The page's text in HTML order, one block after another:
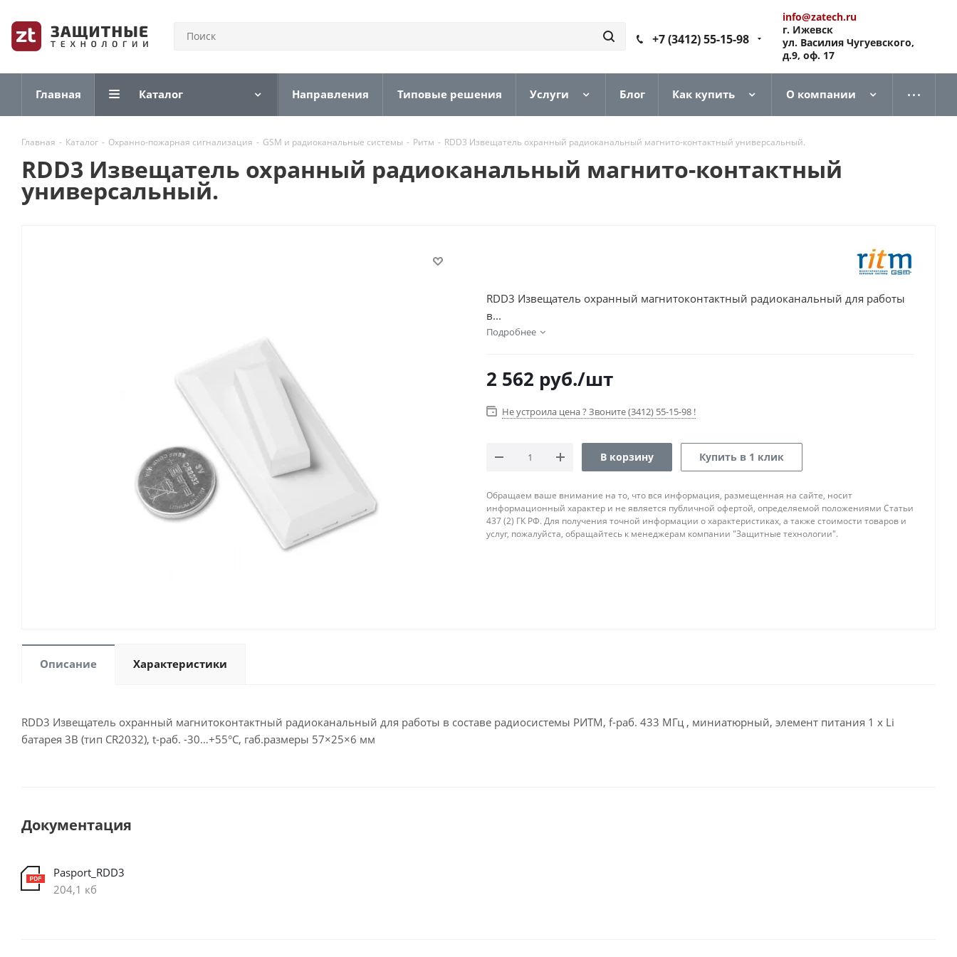
+7 (3412) 55-15-98
info@zatech.ru
г. Ижевск
ул. Василия Чугуевского,
д.9, оф. 17
Главная Каталог Направления Типовые решения Услуги Блог Как купить О компании
Главная - Каталог - Охранно-пожарная сигнализация - GSM и радиоканальные системы - Ритм - RDD3 Извещатель охранный радиоканальный магнито-контактный универсальный.
RDD3 Извещатель охранный радиоканальный магнито-контактный
универсальный.
RDD3 Извещатель охранный магнитоконтактный радиоканальный для работы
в...
Подробнее
2 562 руб./шт
Не устроила цена ? Звоните (3412) 55-15-98 !
В корзину Купить в 1 клик
Обращаем ваше внимание на то, что вся информация, размещенная на сайте, носит
информационный характер и не является публичной офертой, определяемой положениями Статьи
437 (2) ГК РФ. Для получения точной информации о характеристиках, а также стоимости товаров и
услуг, пожалуйста, обращайтесь к менеджерам компании "Защитные технологии".
Описание Характеристики
RDD3 Извещатель охранный магнитоконтактный радиоканальный для работы в составе радиосистемы РИТМ, f-раб. 433 МГц , миниатюрный, элемент питания 1 x Li
батарея 3В (тип CR2032), t-раб. -30…+55°С, габ.размеры 57×25×6 мм
Документация
Pasport_RDD3
204,1 кб